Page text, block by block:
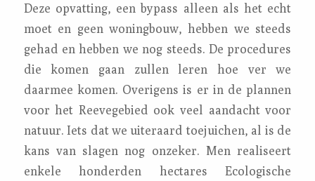
Deze opvatting, een bypass alleen als het echt
moet en geen woningbouw, hebben we steeds
gehad en hebben we nog steeds. De procedures
die komen gaan zullen leren hoe ver we
daarmee komen. Overigens is er in de plannen
voor het Reevegebied ook veel aandacht voor
natuur. Iets dat we uiteraard toejuichen, al is de
kans van slagen nog onzeker. Men realiseert
enkele honderden hectares Ecologische